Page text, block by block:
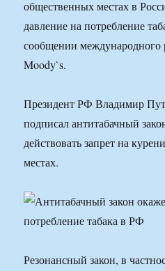
общественных местах в
давление на потребление
сообщении международного
Moody`s.
Президент РФ Владимир
подписал антитабачный
действовать запрет на
местах.
Резонансный закон, в